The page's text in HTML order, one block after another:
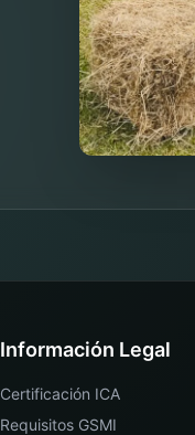
Información Legal
Certificación ICA
Requisitos GSMI